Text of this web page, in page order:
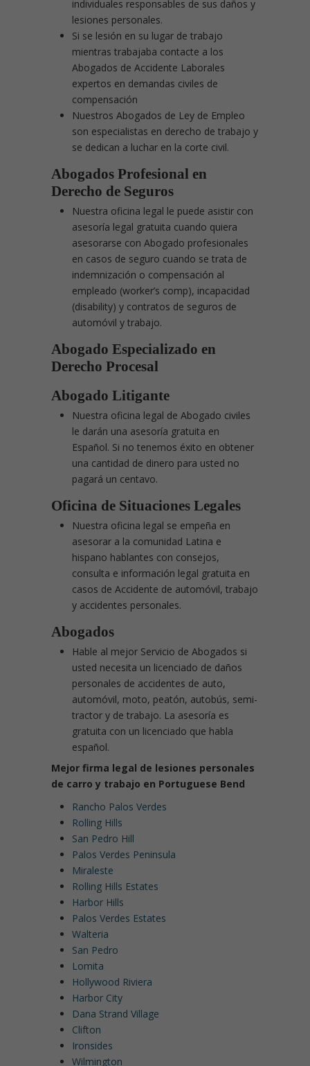
individuales responsables de sus daños y
lesiones personales.
Si se lesión en su lugar de trabajo
mientras trabajaba contacte a los
Abogados de Accidente Laborales
expertos en demandas civiles de
compensación
Nuestros Abogados de Ley de Empleo
son especialistas en derecho de trabajo y
se dedican a luchar en la corte civil.
Abogados Profesional en
Derecho de Seguros
Nuestra oficina legal le puede asistir con
asesoría legal gratuita cuando quiera
asesorarse con Abogado profesionales
en casos de seguro cuando se trata de
indemnización o compensación al
empleado (worker’s comp), incapacidad
(disability) y contratos de seguros de
automóvil y trabajo.
Abogado Especializado en
Derecho Procesal
Abogado Litigante
Nuestra oficina legal de Abogado civiles
le darán una asesoría gratuita en
Español. Si no tenemos éxito en obtener
una cantidad de dinero para usted no
pagará un centavo.
Oficina de Situaciones Legales
Nuestra oficina legal se empeña en
asesorar a la comunidad Latina e
hispano hablantes con consejos,
consulta e información legal gratuita en
casos de Accidente de automóvil, trabajo
y accidentes personales.
Abogados
Hable al mejor Servicio de Abogados si
usted necesita un licenciado de daños
personales de accidentes de auto,
automóvil, moto, peatón, autobús, semi-
tractor y de trabajo. La asesoría es
gratuita con un licenciado que habla
español.
Mejor firma legal de lesiones personales
de carro y trabajo en Portuguese Bend
Rancho Palos Verdes
Rolling Hills
San Pedro Hill
Palos Verdes Peninsula
Miraleste
Rolling Hills Estates
Harbor Hills
Palos Verdes Estates
Walteria
San Pedro
Lomita
Hollywood Riviera
Harbor City
Dana Strand Village
Clifton
Ironsides
Wilmington